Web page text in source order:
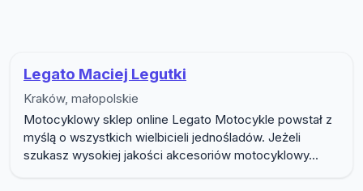
Legato Maciej Legutki
Kraków, małopolskie
Motocyklowy sklep online Legato Motocykle powstał z
myślą o wszystkich wielbicieli jednośladów. Jeżeli
szukasz wysokiej jakości akcesoriów motocyklowy...